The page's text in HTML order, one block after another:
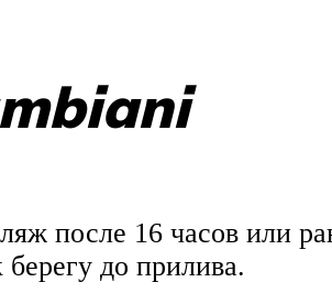
после 16 часов или
берегу до прилива.